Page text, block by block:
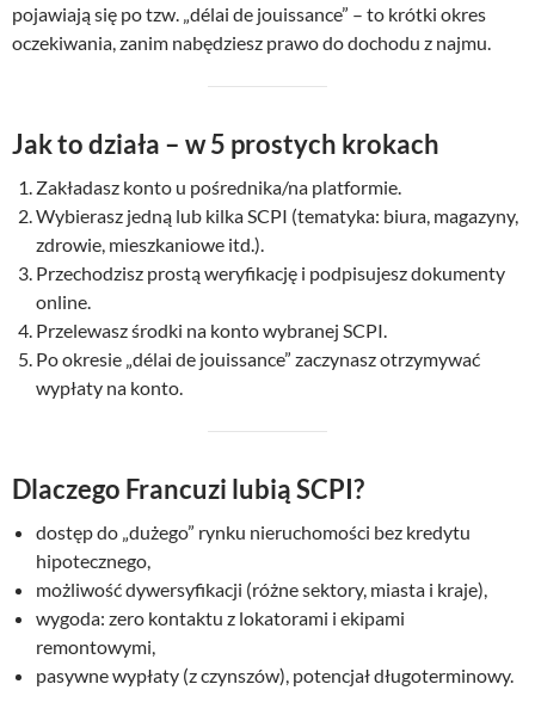
pojawiają się po tzw. „délai de jouissance” – to krótki okres
oczekiwania, zanim nabędziesz prawo do dochodu z najmu.
Jak to działa – w 5 prostych krokach
Zakładasz konto u pośrednika/na platformie.
Wybierasz jedną lub kilka SCPI (tematyka: biura, magazyny,
zdrowie, mieszkaniowe itd.).
Przechodzisz prostą weryfikację i podpisujesz dokumenty
online.
Przelewasz środki na konto wybranej SCPI.
Po okresie „délai de jouissance” zaczynasz otrzymywać
wypłaty na konto.
Dlaczego Francuzi lubią SCPI?
dostęp do „dużego” rynku nieruchomości bez kredytu
hipotecznego,
możliwość dywersyfikacji (różne sektory, miasta i kraje),
wygoda: zero kontaktu z lokatorami i ekipami
remontowymi,
pasywne wypłaty (z czynszów), potencjał długoterminowy.